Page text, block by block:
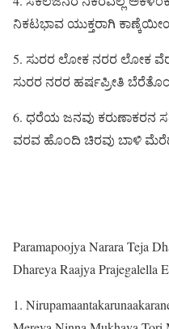
ನಿಕಟಭಾವ ಯುಕ್ತರಾಗಿ
5. ಸುರರ ಲೋಕ ನರರ ಲೋಕ
ಸುರರ ನರರ ಹರ್ಷಪ್ರೀತಿ
6. ಧರೆಯ ಜನವು ಕರುಣಾಕರನ
ವರವ ಹೊಂದಿ ಚಿರವು ಬಾಳಿ
Paramapoojya Narara Teja
Dhareya Raajya Prajegalella
1.